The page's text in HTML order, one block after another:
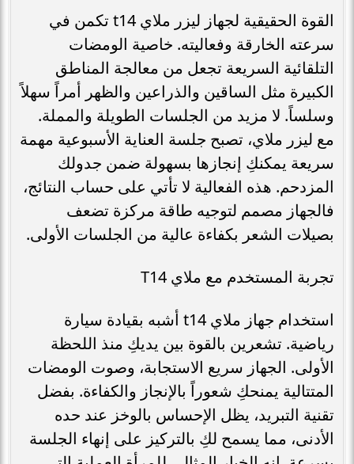
القوة الحقيقية لجهاز ليزر ملاي t14 تكمن في
سرعته الخارقة وفعاليته. خاصية الومضات
التلقائية السريعة تجعل من معالجة المناطق
الكبيرة مثل الساقين والذراعين والظهر أمراً سهلاً
وسلساً. لا مزيد من الجلسات الطويلة والمملة.
مع ليزر ملاي، تصبح جلسة العناية الأسبوعية مهمة
سريعة يمكنكِ إنجازها بسهولة ضمن جدولك
المزدحم. هذه الفعالية لا تأتي على حساب النتائج،
فالجهاز مصمم لتوجيه طاقة مركزة تضعف
بصيلات الشعر بكفاءة عالية من الجلسات الأولى.
تجربة المستخدم مع ملاي T14
استخدام جهاز ملاي t14 أشبه بقيادة سيارة
رياضية. تشعرين بالقوة بين يديكِ منذ اللحظة
الأولى. الجهاز سريع الاستجابة، وصوت الومضات
المتتالية يمنحكِ شعوراً بالإنجاز والكفاءة. بفضل
تقنية التبريد، يظل الإحساس بالوخز عند حده
الأدنى، مما يسمح لكِ بالتركيز على إنهاء الجلسة